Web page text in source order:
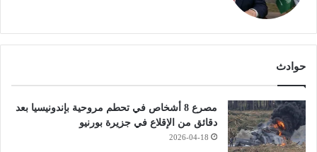
حوادث
مصرع 8 أشخاص في تحطم مروحية بإندونيسيا بعد
دقائق من الإقلاع في جزيرة بورنيو
2026-04-18